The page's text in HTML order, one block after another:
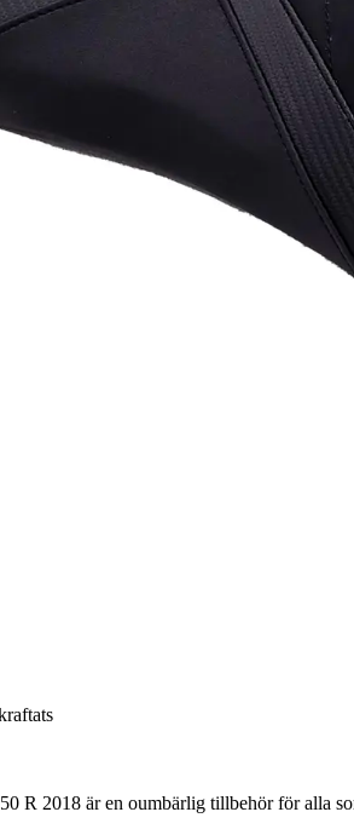
R 2018 är en oumbärlig tillbehör för alla